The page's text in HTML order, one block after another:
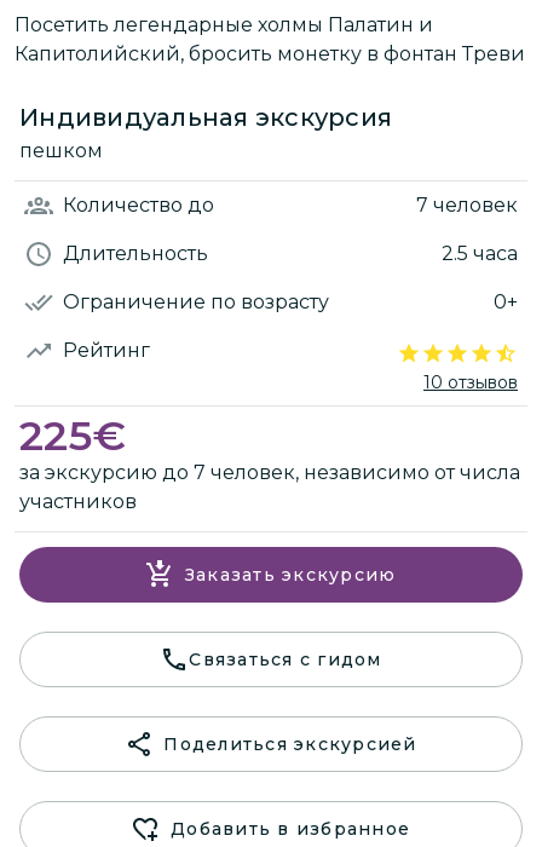
Посетить легендарные холмы Палатин и
Капитолийский, бросить монетку в фонтан Треви
Индивидуальная экскурсия
пешком
Количество до 7 человек
Длительность 2.5 часа
Ограничение по возрасту 0+
Рейтинг
10 отзывов
225€
за экскурсию до 7 человек, независимо от числа
участников
Заказать экскурсию
Связаться с гидом
Поделиться экскурсией
Добавить в избранное